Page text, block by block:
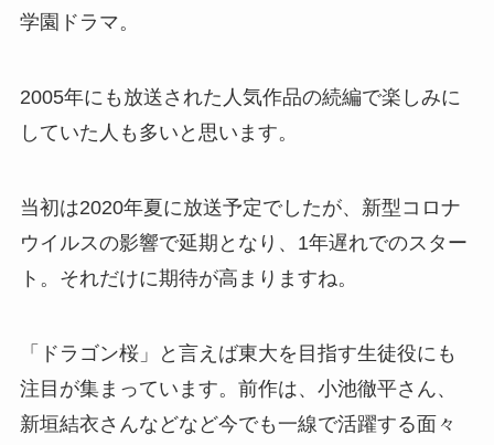
学園ドラマ。
2005年にも放送された人気作品の続編で楽しみに
していた人も多いと思います。
当初は2020年夏に放送予定でしたが、新型コロナ
ウイルスの影響で延期となり、1年遅れでのスター
ト。それだけに期待が高まりますね。
「ドラゴン桜」と言えば東大を目指す生徒役にも
注目が集まっています。前作は、小池徹平さん、
新垣結衣さんなどなど今でも一線で活躍する面々